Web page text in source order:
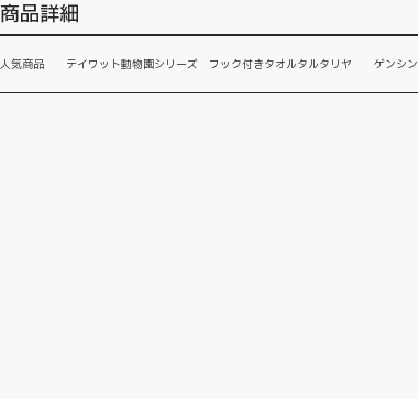
商品詳細
人気商品 テイワット動物園シリーズ フック付きタオルタルタリヤ ゲンシン